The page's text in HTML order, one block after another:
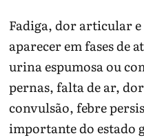
Fadiga, dor articular
aparecer em fases de
urina espumosa ou
pernas, falta de ar,
convulsão, febre
importante do estado